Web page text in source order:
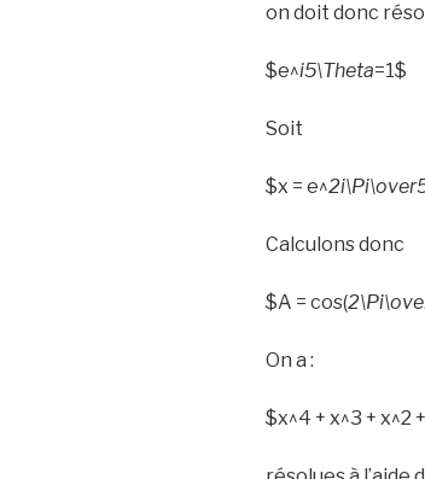
on doit donc
$e^i5\Theta=1$
Soit
$x = e^
Calculons donc
$A = cos(
On a :
$x^4 + x^3 + x^2